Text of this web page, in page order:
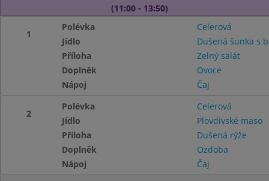
(11:00 - 13:50)
1
Polévka
Celerová
Jídlo
Dušená šunka s
Příloha
Zelný salát
Doplněk
Ovoce
Nápoj
Čaj
2
Polévka
Celerová
Jídlo
Plovdivské maso
Příloha
Dušená rýže
Doplněk
Ozdoba
Nápoj
Čaj